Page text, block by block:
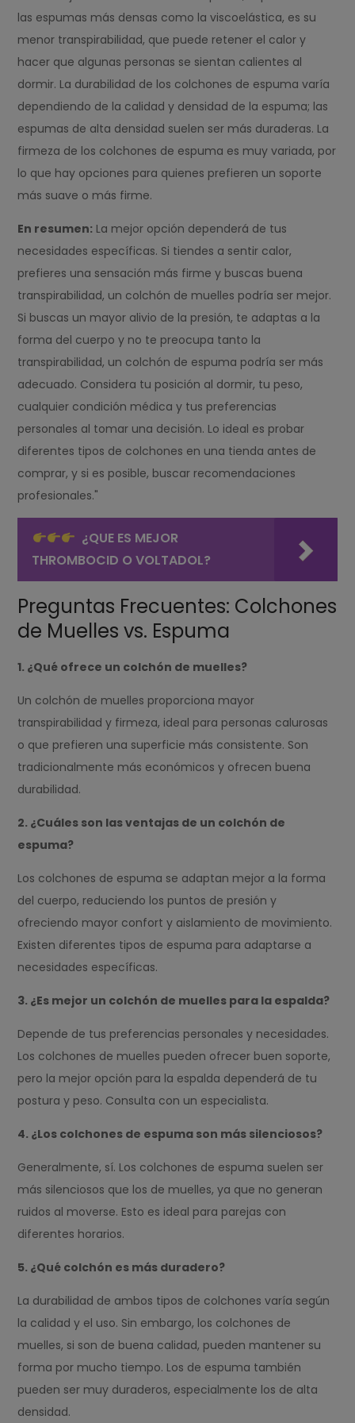
las espumas más densas como la viscoelástica, es su
menor transpirabilidad, que puede retener el calor y
hacer que algunas personas se sientan calientes al
dormir. La durabilidad de los colchones de espuma varía
dependiendo de la calidad y densidad de la espuma; las
espumas de alta densidad suelen ser más duraderas. La
firmeza de los colchones de espuma es muy variada, por
lo que hay opciones para quienes prefieren un soporte
más suave o más firme.
En resumen: La mejor opción dependerá de tus
necesidades específicas. Si tiendes a sentir calor,
prefieres una sensación más firme y buscas buena
transpirabilidad, un colchón de muelles podría ser mejor.
Si buscas un mayor alivio de la presión, te adaptas a la
forma del cuerpo y no te preocupa tanto la
transpirabilidad, un colchón de espuma podría ser más
adecuado. Considera tu posición al dormir, tu peso,
cualquier condición médica y tus preferencias
personales al tomar una decisión. Lo ideal es probar
diferentes tipos de colchones en una tienda antes de
comprar, y si es posible, buscar recomendaciones
profesionales."
¿QUE ES MEJOR
THROMBOCID O VOLTADOL?
Preguntas Frecuentes: Colchones
de Muelles vs. Espuma
1. ¿Qué ofrece un colchón de muelles?
Un colchón de muelles proporciona mayor
transpirabilidad y firmeza, ideal para personas calurosas
o que prefieren una superficie más consistente. Son
tradicionalmente más económicos y ofrecen buena
durabilidad.
2. ¿Cuáles son las ventajas de un colchón de
espuma?
Los colchones de espuma se adaptan mejor a la forma
del cuerpo, reduciendo los puntos de presión y
ofreciendo mayor confort y aislamiento de movimiento.
Existen diferentes tipos de espuma para adaptarse a
necesidades específicas.
3. ¿Es mejor un colchón de muelles para la espalda?
Depende de tus preferencias personales y necesidades.
Los colchones de muelles pueden ofrecer buen soporte,
pero la mejor opción para la espalda dependerá de tu
postura y peso. Consulta con un especialista.
4. ¿Los colchones de espuma son más silenciosos?
Generalmente, sí. Los colchones de espuma suelen ser
más silenciosos que los de muelles, ya que no generan
ruidos al moverse. Esto es ideal para parejas con
diferentes horarios.
5. ¿Qué colchón es más duradero?
La durabilidad de ambos tipos de colchones varía según
la calidad y el uso. Sin embargo, los colchones de
muelles, si son de buena calidad, pueden mantener su
forma por mucho tiempo. Los de espuma también
pueden ser muy duraderos, especialmente los de alta
densidad.